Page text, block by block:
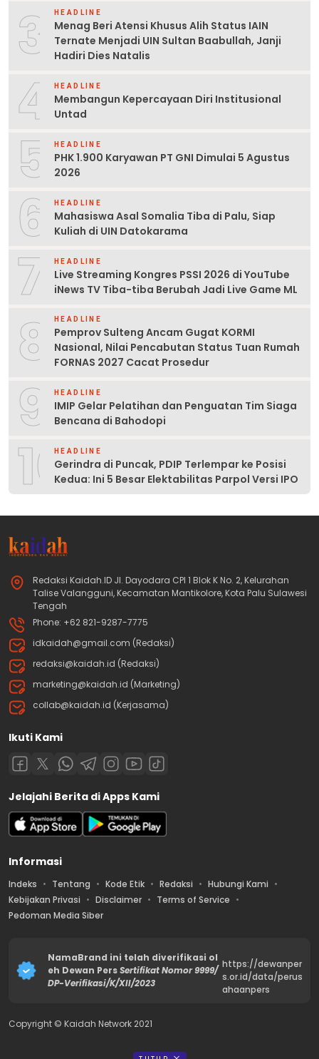
3 HEADLINE
Menag Beri Atensi Khusus Alih Status IAIN
Ternate Menjadi UIN Sultan Baabullah, Janji
Hadiri Dies Natalis
4 HEADLINE
Membangun Kepercayaan Diri Institusional
Untad
5 HEADLINE
PHK 1.900 Karyawan PT GNI Dimulai 5 Agustus
2026
6 HEADLINE
Mahasiswa Asal Somalia Tiba di Palu, Siap
Kuliah di UIN Datokarama
7 HEADLINE
Live Streaming Kongres PSSI 2026 di YouTube
iNews TV Tiba-tiba Berubah Jadi Live Game ML
8 HEADLINE
Pemprov Sulteng Ancam Gugat KORMI
Nasional, Nilai Pencabutan Status Tuan Rumah
FORNAS 2027 Cacat Prosedur
9 HEADLINE
IMIP Gelar Pelatihan dan Penguatan Tim Siaga
Bencana di Bahodopi
10HEADLINE
Gerindra di Puncak, PDIP Terlempar ke Posisi
Kedua: Ini 5 Besar Elektabilitas Parpol Versi IPO
Redaksi Kaidah.ID Jl. Dayodara CPI 1 Blok K No. 2, Kelurahan
Talise Valangguni, Kecamatan Mantikolore, Kota Palu Sulawesi
Tengah
Phone: +62 821-9287-7775
idkaidah@gmail.com (Redaksi)
redaksi@kaidah.id (Redaksi)
marketing@kaidah.id (Marketing)
collab@kaidah.id (Kerjasama)
Ikuti Kami
Jelajahi Berita di Apps Kami
Informasi
Indeks Tentang Kode Etik Redaksi
Hubungi Kami
Kebijakan Privasi
Disclaimer
Terms of Service
Pedoman Media Siber
NamaBrand ini telah diverifikasi ol
eh Dewan PersSertifikat Nomor 9999/
DP-Verifikasi/K/XII/2023
https://dewanper
s.or.id/data/perus
ahaanpers
Copyright © Kaidah Network 2021